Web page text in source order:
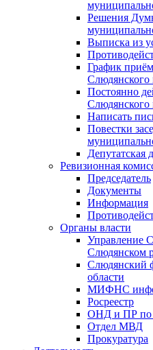
Решения
Выписка из
График
Слюдянского
Постоянно
Слюдянского
Написать
Повестки
Депутатская
Ревизионная
Председатель
Документы
Информация
Органы власти
Управление
Слюдянском
Слюдянский
области
МИФНС
Росреестр
ОНД и ПР по
Отдел МВД
Прокуратура